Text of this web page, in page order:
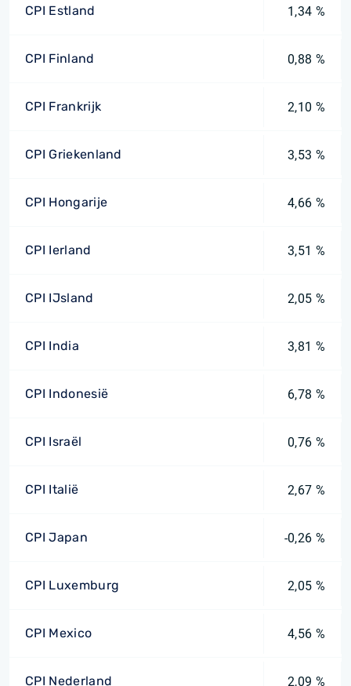
CPI Estland 1,34 %
CPI Finland 0,88 %
CPI Frankrijk 2,10 %
CPI Griekenland 3,53 %
CPI Hongarije 4,66 %
CPI Ierland 3,51 %
CPI IJsland 2,05 %
CPI India 3,81 %
CPI Indonesië 6,78 %
CPI Israël 0,76 %
CPI Italië 2,67 %
CPI Japan -0,26 %
CPI Luxemburg 2,05 %
CPI Mexico 4,56 %
CPI Nederland 2,09 %